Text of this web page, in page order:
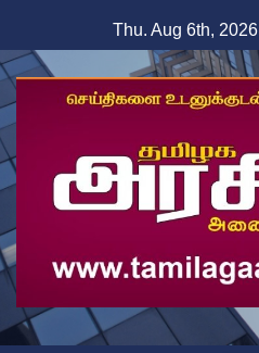
to
content
Thu. Aug 6th, 2026